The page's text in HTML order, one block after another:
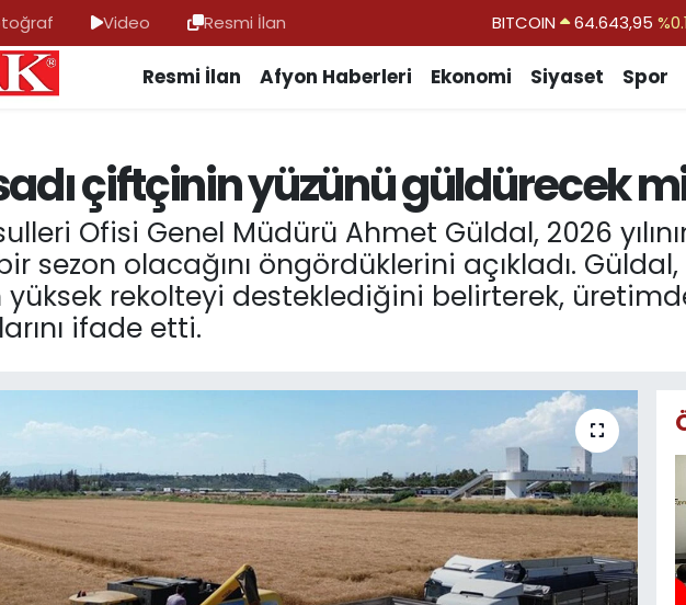
Video Resmi İlan DOLAR 47,6704
BİST100
13.799
BITCOIN
64.643,95
Resmi İlan Afyon Haberleri Ekonomi Siyaset Spor
çiftçinin yüzünü güldürecek
Ofisi Genel Müdürü Ahmet Güldal, 2026
sezon olacağını öngördüklerini açıkladı.
yüksek rekolteyi desteklediğini belirterek,
ifade etti.
Fikstür